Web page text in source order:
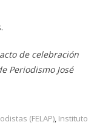
de celebración
Periodismo José
(FELAP), Instituto